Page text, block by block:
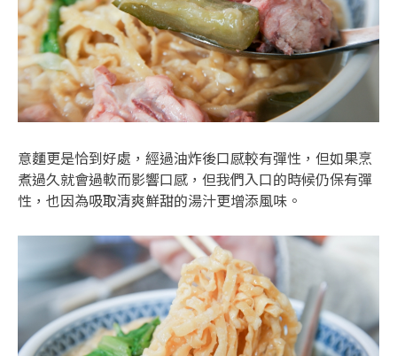
意麵更是恰到好處，經過油炸後口感較有彈性，但如果烹
煮過久就會過軟而影響口感，但我們入口的時候仍保有彈
性，也因為吸取清爽鮮甜的湯汁更增添風味。